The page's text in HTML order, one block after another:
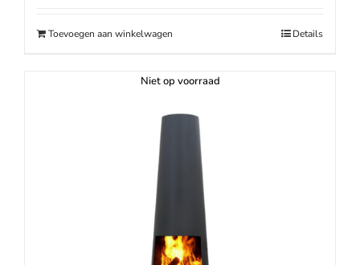
Toevoegen aan winkelwagen Details
Niet op voorraad